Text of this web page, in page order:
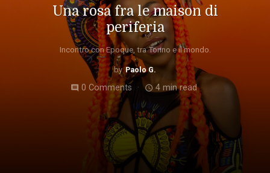
Una rosa fra le maison di
periferia
Incontro con Epoque, tra Torino e il mondo.
Paolo G.
comment 0 Comments access_time 4 min read